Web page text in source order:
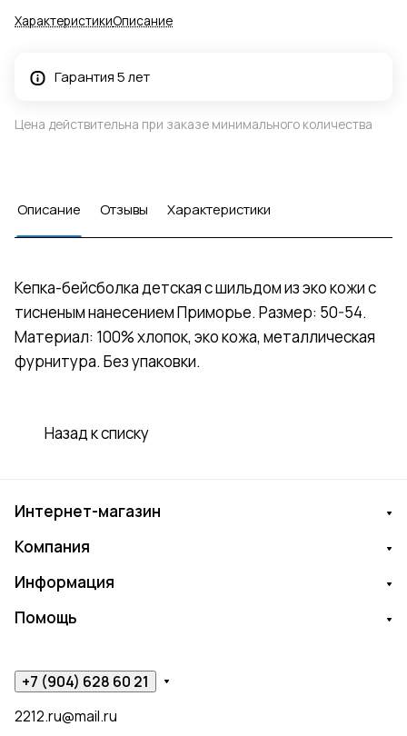
ХарактеристикиОписание
Гарантия 5 лет
Цена действительна при заказе минимального количества
Описание Отзывы Характеристики
Кепка-бейсболка детская с шильдом из эко кожи с
тисненым нанесением Приморье. Размер: 50-54.
Материал: 100% хлопок, эко кожа, металлическая
фурнитура. Без упаковки.
Назад к списку
Интернет-магазин
Компания
Информация
Помощь
+7 (904) 628 60 21
2212.ru@mail.ru